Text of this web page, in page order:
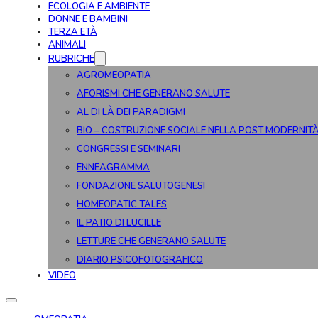
ECOLOGIA E AMBIENTE
DONNE E BAMBINI
TERZA ETÀ
ANIMALI
RUBRICHE
AGROMEOPATIA
AFORISMI CHE GENERANO SALUTE
AL DI LÀ DEI PARADIGMI
BIO – COSTRUZIONE SOCIALE NELLA POST
CONGRESSI E SEMINARI
ENNEAGRAMMA
FONDAZIONE SALUTOGENESI
HOMEOPATIC TALES
IL PATIO DI LUCILLE
LETTURE CHE GENERANO SALUTE
DIARIO PSICOFOTOGRAFICO
VIDEO